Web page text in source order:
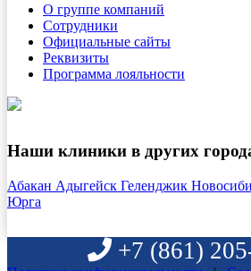
О группе компаний
Сотрудники
Официальные сайты
Реквизиты
Программа лояльности
Наши клиники в других
Абакан Адыгейск Геленджик
Юрга
+7 (861)